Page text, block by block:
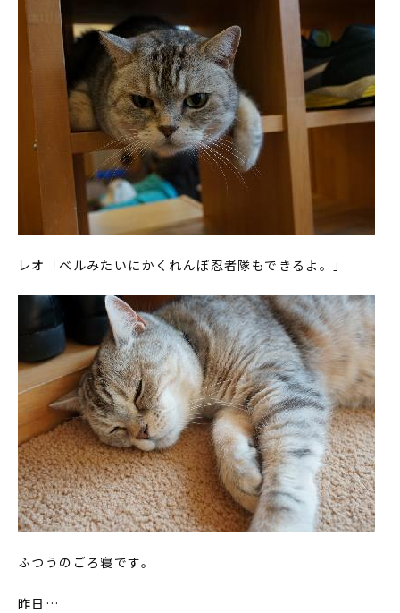
レオ「ベルみたいにかくれんぼ忍者隊もできるよ。」
ふつうのごろ寝です。
昨日…